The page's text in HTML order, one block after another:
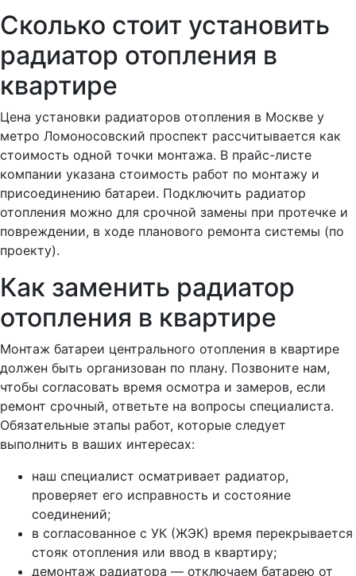
Сколько стоит установить
радиатор отопления в
квартире
Цена установки радиаторов отопления в Москве у
метро Ломоносовский проспект рассчитывается как
стоимость одной точки монтажа. В прайс-листе
компании указана стоимость работ по монтажу и
присоединению батареи. Подключить радиатор
отопления можно для срочной замены при протечке и
повреждении, в ходе планового ремонта системы (по
проекту).
Как заменить радиатор
отопления в квартире
Монтаж батареи центрального отопления в квартире
должен быть организован по плану. Позвоните нам,
чтобы согласовать время осмотра и замеров, если
ремонт срочный, ответьте на вопросы специалиста.
Обязательные этапы работ, которые следует
выполнить в ваших интересах:
наш специалист осматривает радиатор,
проверяет его исправность и состояние
соединений;
в согласованное с УК (ЖЭК) время перекрывается
стояк отопления или ввод в квартиру;
демонтаж радиатора — отключаем батарею от